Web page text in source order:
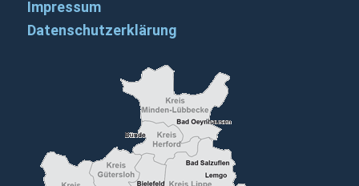
Impressum
Datenschutzerklärung